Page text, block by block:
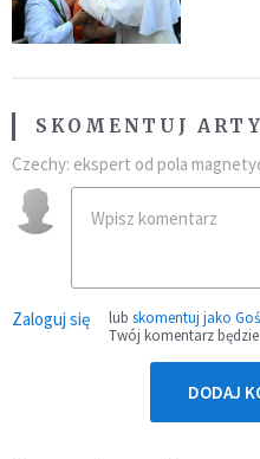
SKOMENTUJ
Czechy: ekspert od pola
Zaloguj się lub skomentuj jako
Twój komentarz
DODAJ